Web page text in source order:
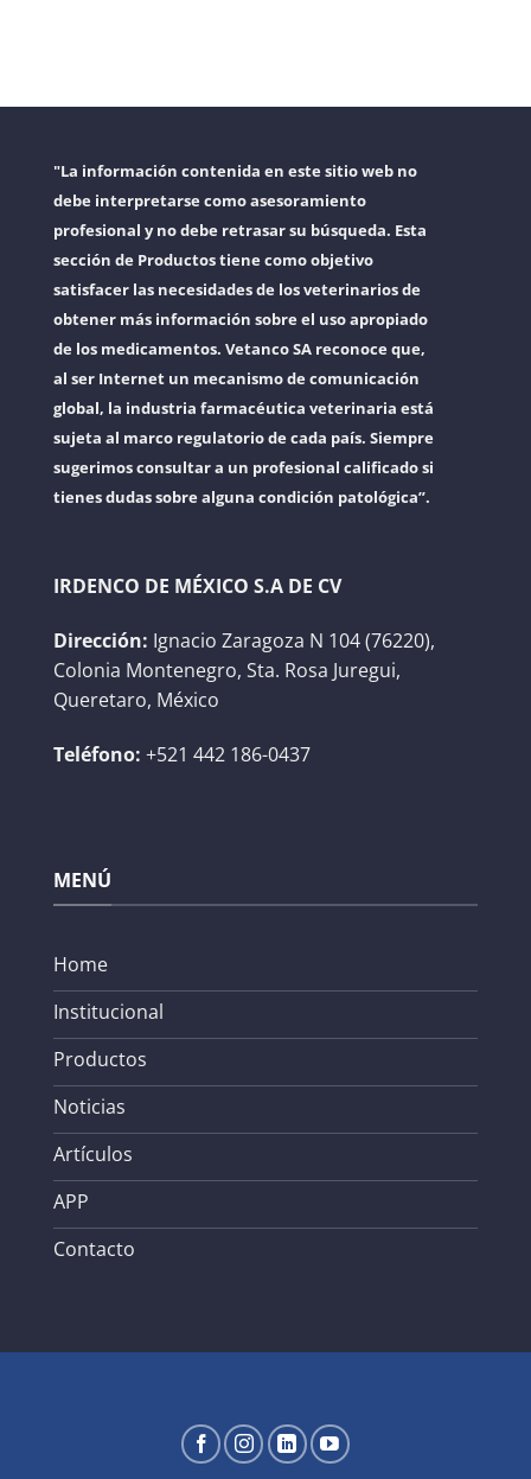
"La información contenida en este sitio web no
debe interpretarse como asesoramiento
profesional y no debe retrasar su búsqueda. Esta
sección de Productos tiene como objetivo
satisfacer las necesidades de los veterinarios de
obtener más información sobre el uso apropiado
de los medicamentos. Vetanco SA reconoce que,
al ser Internet un mecanismo de comunicación
global, la industria farmacéutica veterinaria está
sujeta al marco regulatorio de cada país. Siempre
sugerimos consultar a un profesional calificado si
tienes dudas sobre alguna condición patológica”.
IRDENCO DE MÉXICO S.A DE CV
Dirección: Ignacio Zaragoza N 104 (76220),
Colonia Montenegro, Sta. Rosa Juregui,
Queretaro, México
Teléfono: +521 442 186-0437
MENÚ
Home
Institucional
Productos
Noticias
Artículos
APP
Contacto